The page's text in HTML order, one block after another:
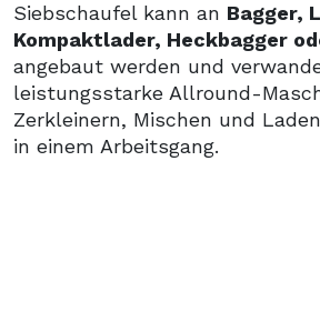
Siebschaufel kann an Bagger,
Kompaktlader, Heckbagger
angebaut werden und
leistungsstarke Allround-
Zerkleinern, Mischen und
in einem Arbeitsgang.